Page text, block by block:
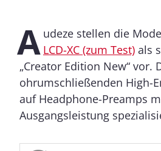
A udeze stellen die
LCD-XC (zum Test) als
„Creator Edition New“ vor.
ohrumschließenden High-
auf Headphone-Preamps
Ausgangsleistung